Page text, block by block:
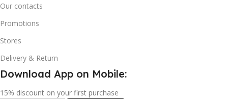
Our contacts
Promotions
Stores
Delivery & Return
Download App on Mobile:
15% discount on your first purchase